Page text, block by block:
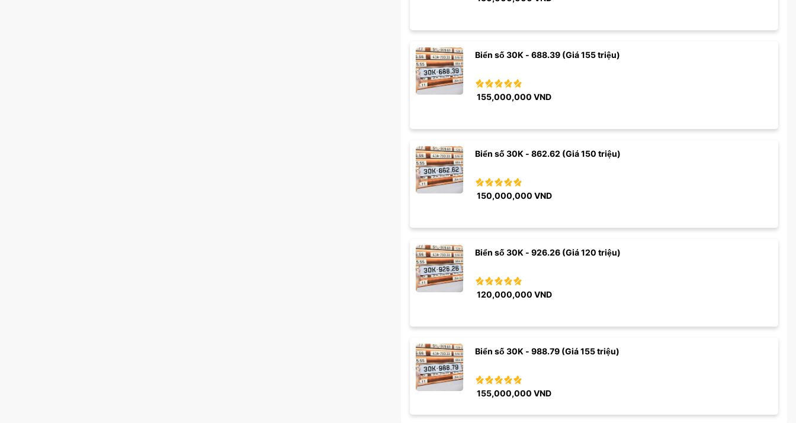
Biển số 30K - 688.39 (Giá 155 triệu)
155,000,000 VND
Biển số 30K - 862.62 (Giá 150 triệu)
150,000,000 VND
Biển số 30K - 926.26 (Giá 120 triệu)
120,000,000 VND
Biển số 30K - 988.79 (Giá 155 triệu)
155,000,000 VND